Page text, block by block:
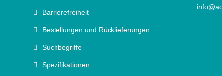
Barrierefreiheit
Bestellungen und Rücklieferungen
Suchbegriffe
Spezifikationen